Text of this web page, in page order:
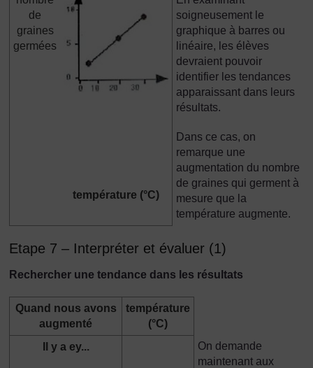
de
graines
germées
soigneusement le
graphique à barres ou
linéaire, les élèves
devraient pouvoir
identifier les tendances
apparaissant dans leurs
résultats.
Dans ce cas, on
remarque une
augmentation du nombre
de graines qui germent à
mesure que la
température augmente.
température (°C)
Etape 7 – Interpréter et évaluer (1)
Rechercher une tendance dans les résultats
Quand nous avons
augmenté
température
(°C)
Il y a ey...
On demande
maintenant aux